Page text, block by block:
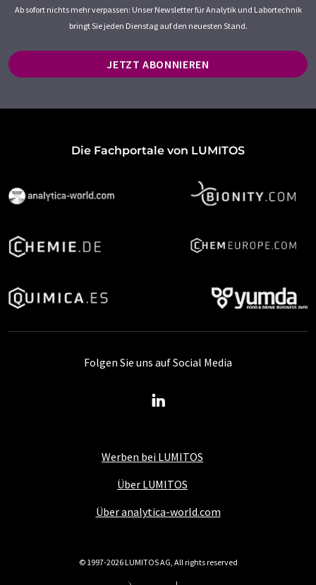
Ab sofort nichts mehr verpassen: Unser Newsletter für Analytik und Labortechnik
bringt Sie jeden Dienstag auf den neuesten Stand.
JETZT ABONNIEREN
Die Fachportale von LUMITOS
Werben bei LUMITOS
Über LUMITOS
Über analytica-world.com
Folgen Sie uns auf Social Media
© 1997-2026 LUMITOS AG, All rights reserved